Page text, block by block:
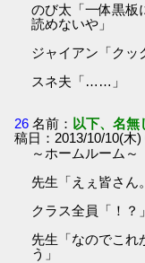
のび太「一体黒板
読めないや」
ジャイアン「クッ
スネ夫「……」
26 名前： 以下、名
稿日：2013/10/10(木
～ホームルーム～
先生「えぇ皆さん
クラス全員「！？
先生「なのでこれ
う」